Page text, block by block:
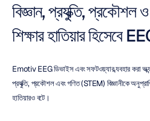
বিজ্ঞান, প্রযুক্তি,
শিক্ষার হাতিয়ার হিসেবে
Emotiv EEG ডিভাইস এবং সফটওয়্যার ব্যবহার করা
প্রযুক্তি, প্রকৌশল এবং গণিত (STEM) বিজ্ঞানীকে
হাতিয়ারও বটে।